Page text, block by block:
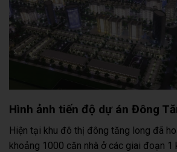
Hình ảnh tiến độ dự án Đông
Hiện tại khu đô thị đông tăng long đã
khoảng 1000 căn nhà ở các giai đoạn 1